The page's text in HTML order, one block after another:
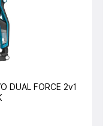
DUAL FORCE 2v1